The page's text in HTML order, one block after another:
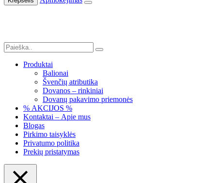
Produktai
Balionai
Švenčių atributika
Dovanos – rinkiniai
Dovanų pakavimo priemonės
% AKCIJOS %
Kontaktai – Apie mus
Blogas
Pirkimo taisyklės
Privatumo politika
Prekių pristatymas